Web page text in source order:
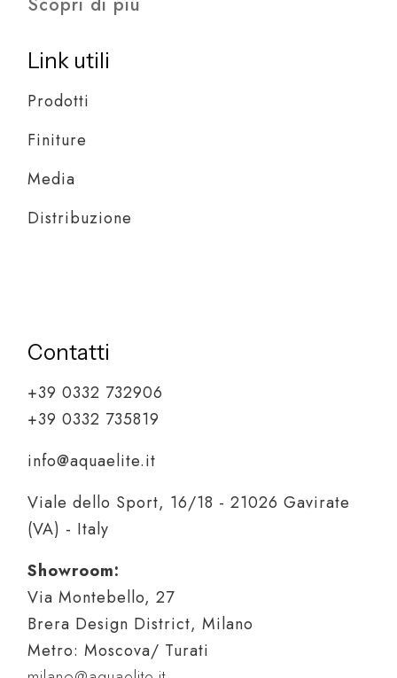
Link utili
Prodotti
Finiture
Media
Distribuzione
Contatti
+39 0332 732906
+39 0332 735819
info@aquaelite.it
Viale dello Sport, 16/18 - 21026 Gavirate
(VA) - Italy
Showroom:
Via Montebello, 27
Brera Design District, Milano
Metro: Moscova/ Turati